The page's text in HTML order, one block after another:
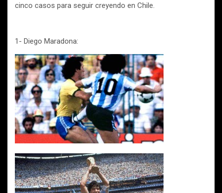
cinco casos para seguir creyendo en Chile.
1- Diego Maradona: